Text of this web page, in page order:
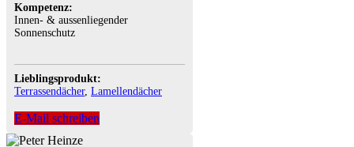
Kompetenz:
Innen- & aussenliegender
Sonnenschutz
Lieblingsprodukt:
Terrassendächer, Lamellendächer
E-Mail schreiben